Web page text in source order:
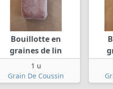
Bouillotte en
graines de lin
1 u
Grain De Coussin